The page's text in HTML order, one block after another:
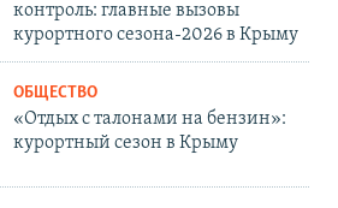
контроль: главные вызовы
курортного сезона-2026 в Крыму
ОБЩЕСТВО
«Отдых с талонами на бензин»:
курортный сезон в Крыму